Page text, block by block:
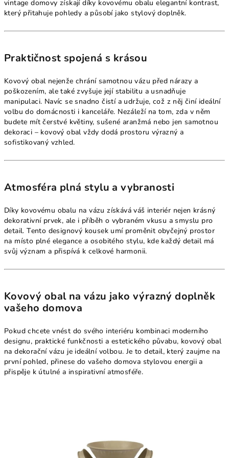
vintage domovy získají díky kovovému obalu elegantní kontrast,
který přitahuje pohledy a působí jako stylový doplněk.
Praktičnost spojená s krásou
Kovový obal nejenže chrání samotnou vázu před nárazy a
poškozením, ale také zvyšuje její stabilitu a usnadňuje
manipulaci. Navíc se snadno čistí a udržuje, což z něj činí ideální
volbu do domácnosti i kanceláře. Nezáleží na tom, zda v něm
budete mít čerstvé květiny, sušené aranžmá nebo jen samotnou
dekoraci – kovový obal vždy dodá prostoru výrazný a
sofistikovaný vzhled.
Atmosféra plná stylu a vybranosti
Díky kovovému obalu na vázu získává váš interiér nejen krásný
dekorativní prvek, ale i příběh o vybraném vkusu a smyslu pro
detail. Tento designový kousek umí proměnit obyčejný prostor
na místo plné elegance a osobitého stylu, kde každý detail má
svůj význam a přispívá k celkové harmonii.
Kovový obal na vázu jako výrazný doplněk
vašeho domova
Pokud chcete vnést do svého interiéru kombinaci moderního
designu, praktické funkčnosti a estetického půvabu, kovový obal
na dekorační vázu je ideální volbou. Je to detail, který zaujme na
první pohled, přinese do vašeho domova stylovou energii a
přispěje k útulné a inspirativní atmosféře.